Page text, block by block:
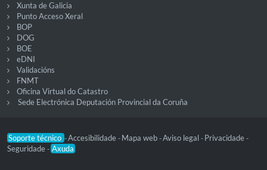
Xunta de Galicia
Punto Acceso Xeral
BOP
DOG
BOE
eDNI
Validacións
FNMT
Oficina Virtual do Catastro
Sede Electrónica Deputación Provincial da Coruña
Soporte técnico -Accesibilidade - Mapa web -Aviso legal - Privacidade -
Seguridade - Axuda